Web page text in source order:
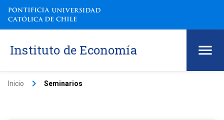
Instituto de Economía
Inicio keyboard_arrow_right Seminarios